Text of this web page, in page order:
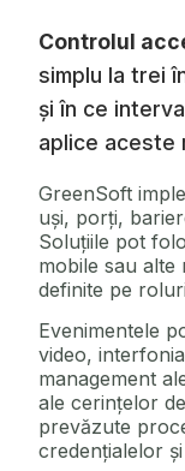
Controlul
simplu la trei
și în ce
aplice aceste
GreenSoft
uși, porți,
Soluțiile pot
mobile sau
definite pe
Evenimentele
video,
management
ale cerințelor
prevăzute
credențialelor